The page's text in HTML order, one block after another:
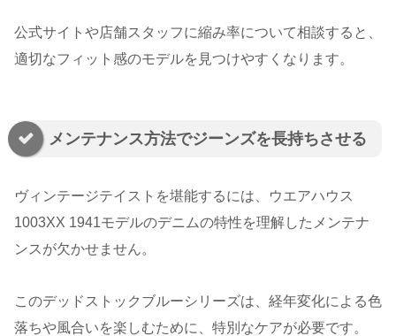
公式サイトや店舗スタッフに縮み率について相談すると、
適切なフィット感のモデルを見つけやすくなります。
メンテナンス方法でジーンズを長持ちさせる
ヴィンテージテイストを堪能するには、ウエアハウス
1003XX 1941モデルのデニムの特性を理解したメンテナ
ンスが欠かせません。
このデッドストックブルーシリーズは、経年変化による色
落ちや風合いを楽しむために、特別なケアが必要です。